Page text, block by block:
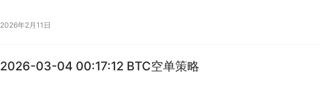
2026年2月11日
2026-03-04 00:17:12 BTC空单策略